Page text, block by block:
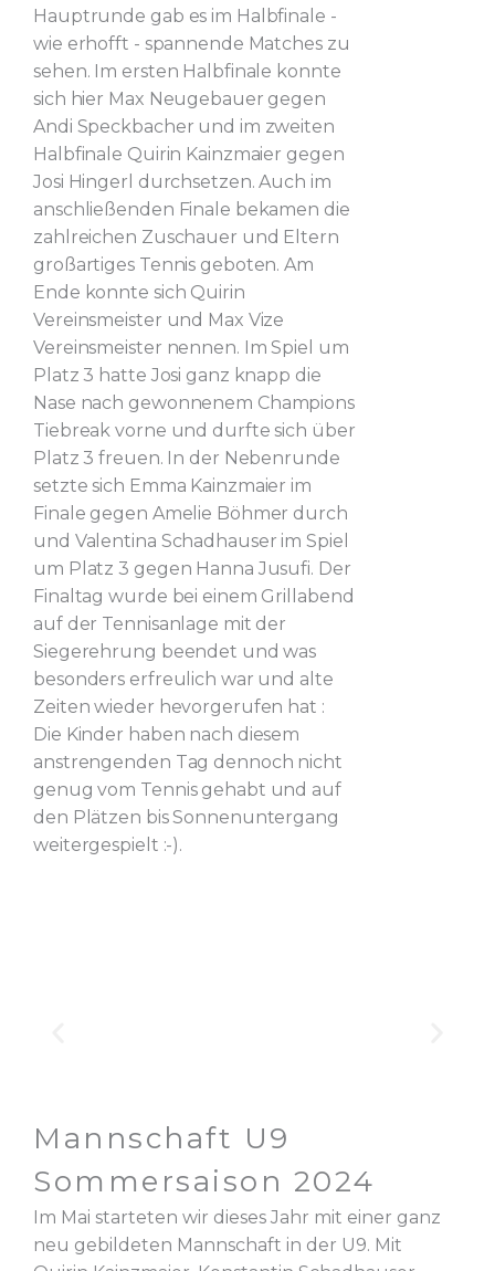
Hauptrunde gab es im Halbfinale -
wie erhofft - spannende Matches zu
sehen. Im ersten Halbfinale konnte
sich hier Max Neugebauer gegen
Andi Speckbacher und im zweiten
Halbfinale Quirin Kainzmaier gegen
Josi Hingerl durchsetzen. Auch im
anschließenden Finale bekamen die
zahlreichen Zuschauer und Eltern
großartiges Tennis geboten. Am
Ende konnte sich Quirin
Vereinsmeister und Max Vize
Vereinsmeister nennen. Im Spiel um
Platz 3 hatte Josi ganz knapp die
Nase nach gewonnenem Champions
Tiebreak vorne und durfte sich über
Platz 3 freuen. In der Nebenrunde
setzte sich Emma Kainzmaier im
Finale gegen Amelie Böhmer durch
und Valentina Schadhauser im Spiel
um Platz 3 gegen Hanna Jusufi. Der
Finaltag wurde bei einem Grillabend
auf der Tennisanlage mit der
Siegerehrung beendet und was
besonders erfreulich war und alte
Zeiten wieder hevorgerufen hat :
Die Kinder haben nach diesem
anstrengenden Tag dennoch nicht
genug vom Tennis gehabt und auf
den Plätzen bis Sonnenuntergang
weitergespielt :-).
Mannschaft U9
Sommersaison 2024
Im Mai starteten wir dieses Jahr mit einer ganz
neu gebildeten Mannschaft in der U9. Mit